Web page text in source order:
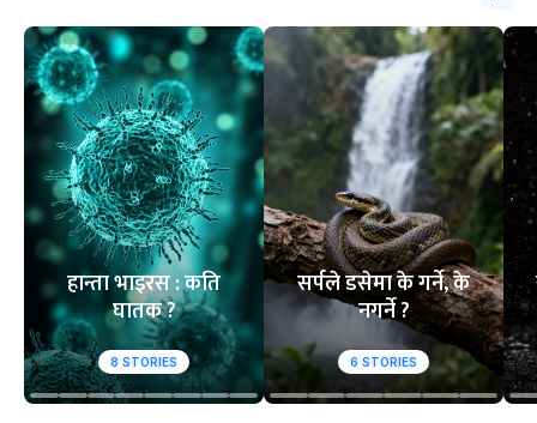
हान्ता भाइरस : कति
घातक ?
8 STORIES
सर्पले डसेमा के गर्ने, के
नगर्ने ?
6 STORIES